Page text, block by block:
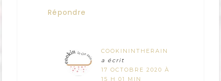
Répondre
COOKININTHERAIN
a écrit
17 OCTOBRE 2020 À
15 H 01 MIN